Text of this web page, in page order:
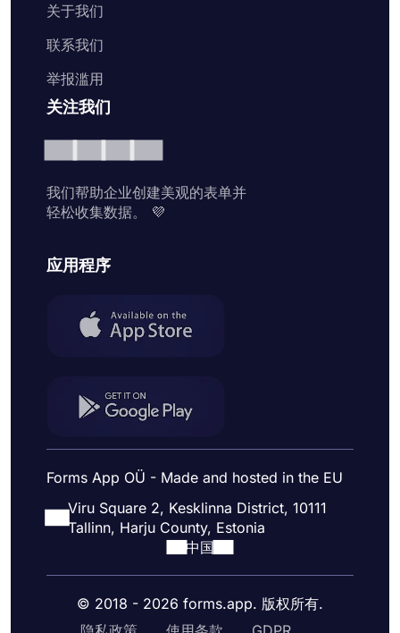
关于我们
联系我们
举报滥用
关注我们
我们帮助企业创建美观的表单并
轻松收集数据。 💜
应用程序
Forms App OÜ - Made and hosted in the EU
Viru Square 2, Kesklinna District, 10111
Tallinn, Harju County, Estonia
中国
© 2018 - 2026 forms.app. 版权所有.